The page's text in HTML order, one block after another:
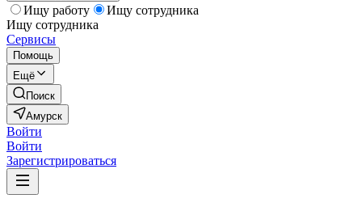
Ищу работу
Ищу сотрудника
Ищу сотрудника
Сервисы
Помощь
Ещё
Поиск
Амурск
Войти
Войти
Зарегистрироваться